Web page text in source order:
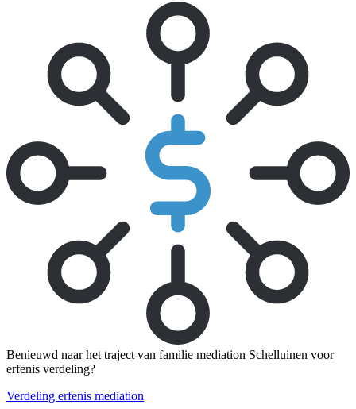
Benieuwd naar het traject van familie mediation Schelluinen voor
erfenis verdeling?
Verdeling erfenis mediation